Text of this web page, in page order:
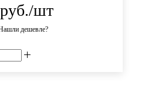
руб./шт
дешевле?